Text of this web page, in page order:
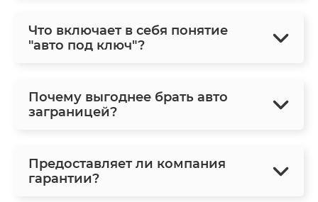
Что включает в себя понятие
"авто под ключ"?
Почему выгоднее брать авто
заграницей?
Предоставляет ли компания
гарантии?